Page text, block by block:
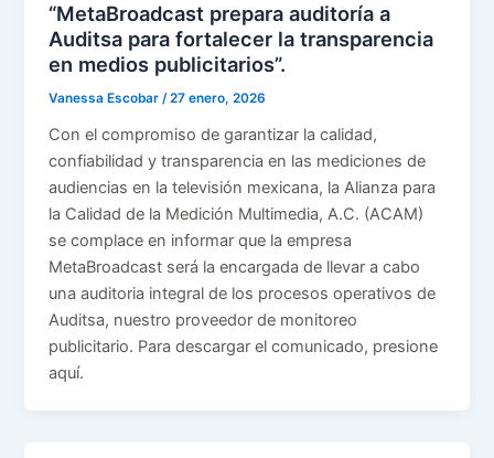
“MetaBroadcast prepara auditoría a
Auditsa para fortalecer la transparencia
en medios publicitarios”.
Vanessa Escobar/27 enero, 2026
Con el compromiso de garantizar la calidad,
confiabilidad y transparencia en las mediciones de
audiencias en la televisión mexicana, la Alianza para
la Calidad de la Medición Multimedia, A.C. (ACAM)
se complace en informar que la empresa
MetaBroadcast será la encargada de llevar a cabo
una auditoria integral de los procesos operativos de
Auditsa, nuestro proveedor de monitoreo
publicitario. Para descargar el comunicado, presione
aquí.